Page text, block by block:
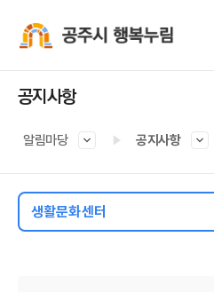
공지사항
알림마당 공지사항
생활문화센터